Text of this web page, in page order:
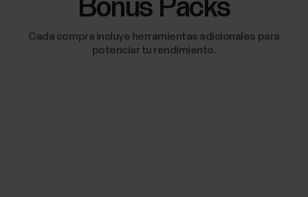
Bonus Packs
Cada compra incluye herramientas adicionales para
potenciar tu rendimiento.